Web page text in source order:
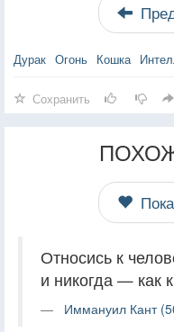
Дурак Огонь Кошка
Сохранить
Относись к
и никогда — как
Иммануил Кант